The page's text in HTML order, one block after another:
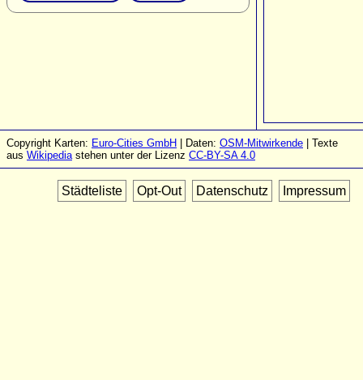
Copyright Karten: Euro-Cities GmbH | Daten: OSM-Mitwirkende | Texte
aus Wikipediastehen unter der Lizenz CC-BY-SA 4.0
Städteliste Opt-Out Datenschutz Impressum